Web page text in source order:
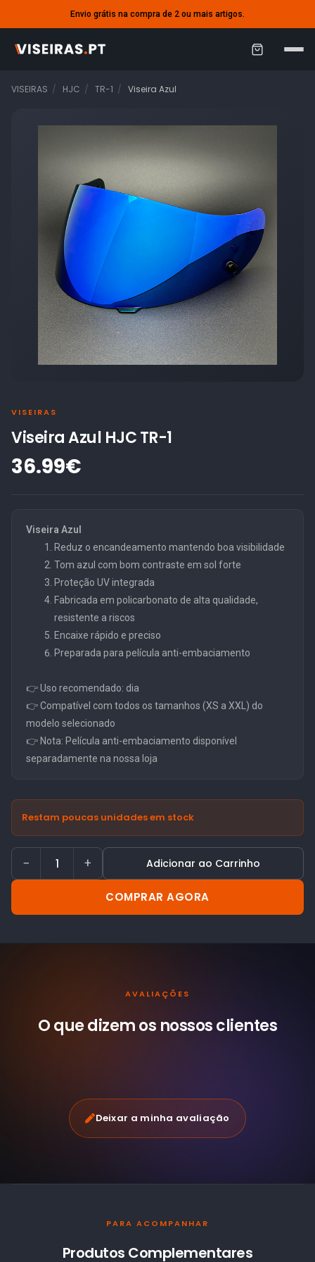
Envio grátis na compra de 2 ou mais artigos.
C
r
o
VISEIRAS HJC TR-1 Viseira Azul
VISEIRAS
Viseira Azul HJC TR-1
36.99€
Viseira Azul
Reduz o encandeamento mantendo boa visibilidade
Tom azul com bom contraste em sol forte
Proteção UV integrada
Fabricada em policarbonato de alta qualidade,
resistente a riscos
Encaixe rápido e preciso
Preparada para película anti-embaciamento
👉 Uso recomendado: dia
👉 Compatível com todos os tamanhos (XS a XXL) do
modelo selecionado
👉 Nota: Película anti-embaciamento disponível
separadamente na nossa loja
Restam poucas unidades em stock
− + Adicionar ao Carrinho
COMPRAR AGORA
AVALIAÇÕES
O que dizem os nossosclientes
Deixar a minha avaliação
PARA ACOMPANHAR
Produtos Complementares